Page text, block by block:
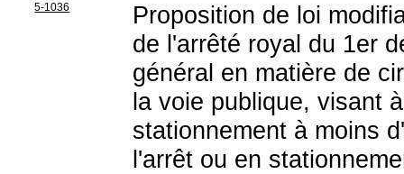
5-1036
Proposition de loi
de l'arrêté royal du 1er
général en matière de
la voie publique, visant
stationnement à moins
l'arrêt ou en